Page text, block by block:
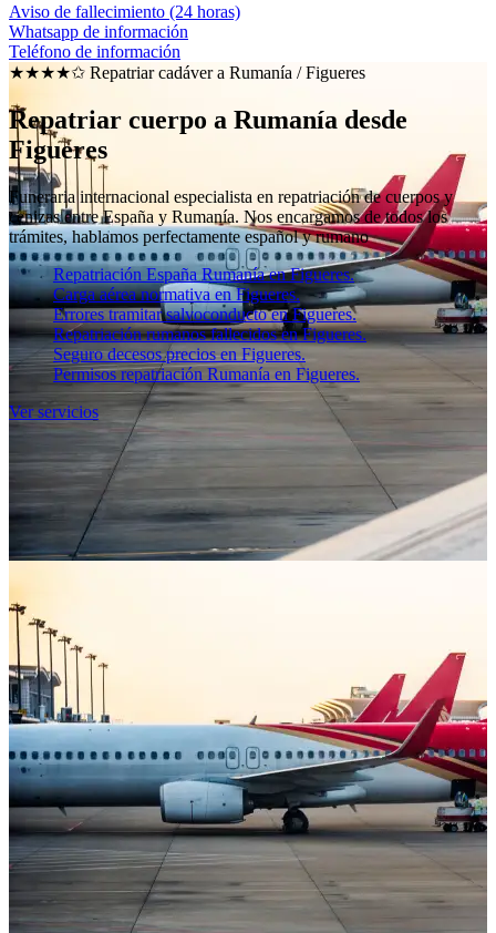
Aviso de fallecimiento (24 horas)
Whatsapp de información
Teléfono de información
★★★★✩ Repatriar cadáver a Rumanía /Figueres
Repatriar cuerpo a Rumanía desde
Figueres
Funeraria internacional especialista en repatriación de cuerpos y
cenizas entre España y Rumanía. Nos encargamos de todos los
trámites, hablamos perfectamente español y rumano
Repatriación España Rumanía en Figueres.
Carga aérea normativa en Figueres.
Errores tramitar salvoconducto en Figueres.
Repatriación rumanos fallecidos en Figueres.
Seguro decesos precios en Figueres.
Permisos repatriación Rumanía en Figueres.
Ver servicios